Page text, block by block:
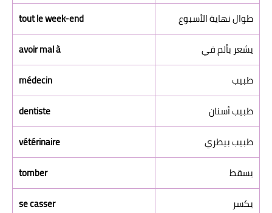
طوال نهاية الأسبوع
tout le week-end
يشعر بألم في
avoir mal à
طبيب
médecin
طبيب أسنان
dentiste
طبيب بيطري
vétérinaire
يسقط
tomber
يكسر
se casser